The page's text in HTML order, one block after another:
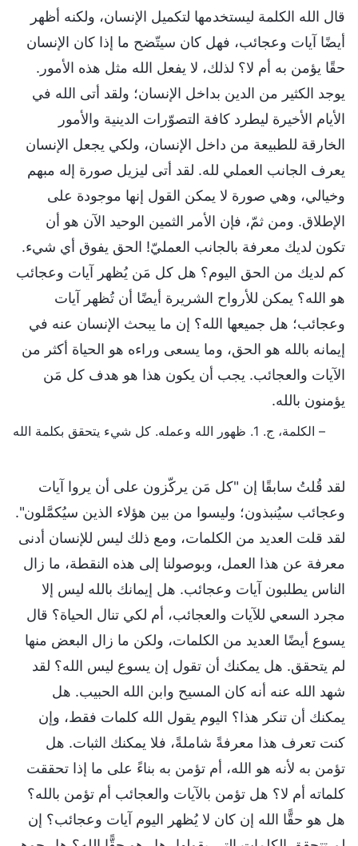
قال الله الكلمة ليستخدمها لتكميل الإنسان، ولكنه أظهر
أيضًا آيات وعجائب، فهل كان سيتّضح ما إذا كان الإنسان
حقًا يؤمن به أم لا؟ لذلك، لا يفعل الله مثل هذه الأمور.
يوجد الكثير من الدين بداخل الإنسان؛ ولقد أتى الله في
الأيام الأخيرة ليطرد كافة التصوّرات الدينية والأمور
الخارقة للطبيعة من داخل الإنسان، ولكي يجعل الإنسان
يعرف الجانب العملي لله. لقد أتى ليزيل صورة إله مبهم
وخيالي، وهي صورة لا يمكن القول إنها موجودة على
الإطلاق. ومن ثمّ، فإن الأمر الثمين الوحيد الآن هو أن
تكون لديك معرفة بالجانب العمليّ! الحق يفوق أي شيء.
كم لديك من الحق اليوم؟ هل كل مَن يُظهر آيات وعجائب
هو الله؟ يمكن للأرواح الشريرة أيضًا أن تُظهر آيات
وعجائب؛ هل جميعها الله؟ إن ما يبحث الإنسان عنه في
إيمانه بالله هو الحق، وما يسعى وراءه هو الحياة أكثر من
الآيات والعجائب. يجب أن يكون هذا هو هدف كل مَن
يؤمنون بالله.
– الكلمة، ج. 1. ظهور الله وعمله. كل شيء يتحقق بكلمة الله
لقد قُلتُ سابقًا إن "كل مَن يركّزون على أن يروا آيات
وعجائب سيُنبذون؛ وليسوا من بين هؤلاء الذين سيُكمَّلون".
لقد قلت العديد من الكلمات، ومع ذلك ليس للإنسان أدنى
معرفة عن هذا العمل، وبوصولنا إلى هذه النقطة، ما زال
الناس يطلبون آيات وعجائب. هل إيمانك بالله ليس إلا
مجرد السعي للآيات والعجائب، أم لكي تنال الحياة؟ قال
يسوع أيضًا العديد من الكلمات، ولكن ما زال البعض منها
لم يتحقق. هل يمكنك أن تقول إن يسوع ليس الله؟ لقد
شهد الله عنه أنه كان المسيح وابن الله الحبيب. هل
يمكنك أن تنكر هذا؟ اليوم يقول الله كلمات فقط، وإن
كنت تعرف هذا معرفةً شاملةً، فلا يمكنك الثبات. هل
تؤمن به لأنه هو الله، أم تؤمن به بناءً على ما إذا تحققت
كلماته أم لا؟ هل تؤمن بالآيات والعجائب أم تؤمن بالله؟
هل هو حقًّا الله إن كان لا يُظهر اليوم آيات وعجائب؟ إن